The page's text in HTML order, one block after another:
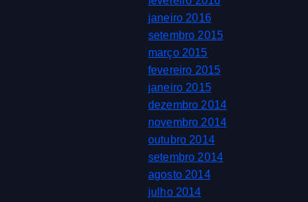
janeiro 2016
setembro 2015
março 2015
fevereiro 2015
janeiro 2015
dezembro 2014
novembro 2014
outubro 2014
setembro 2014
agosto 2014
julho 2014